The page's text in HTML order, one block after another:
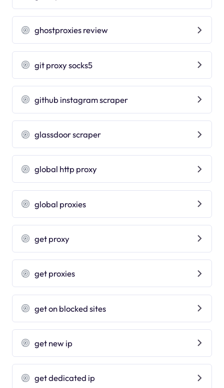
ghostproxies review
git proxy socks5
github instagram scraper
glassdoor scraper
global http proxy
global proxies
get proxy
get proxies
get on blocked sites
get new ip
get dedicated ip